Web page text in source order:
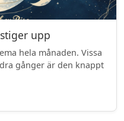
upp
hela månaden. Vissa
gånger är den knappt